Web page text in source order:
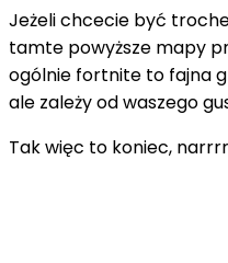
Jeżeli chcecie być
tamte powyższe mapy
ogólnie fortnite to fajna
ale zależy od waszego
Tak więc to koniec,